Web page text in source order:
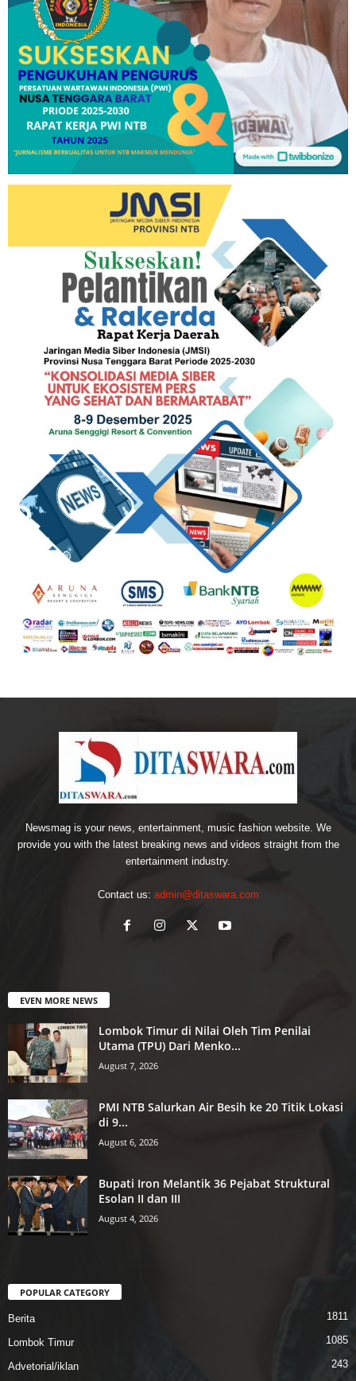
Newsmag is your news, entertainment, music fashion website. We
provide you with the latest breaking news and videos straight from the
entertainment industry.
Contact us: admin@ditaswara.com
EVEN MORE NEWS
Lombok Timur di Nilai Oleh Tim Penilai
Utama (TPU) Dari Menko...
August 7, 2026
PMI NTB Salurkan Air Besih ke 20 Titik Lokasi
di 9...
August 6, 2026
Bupati Iron Melantik 36 Pejabat Struktural
Esolan II dan III
August 4, 2026
POPULAR CATEGORY
Berita 1811
Lombok Timur 1085
Advetorial/iklan 243